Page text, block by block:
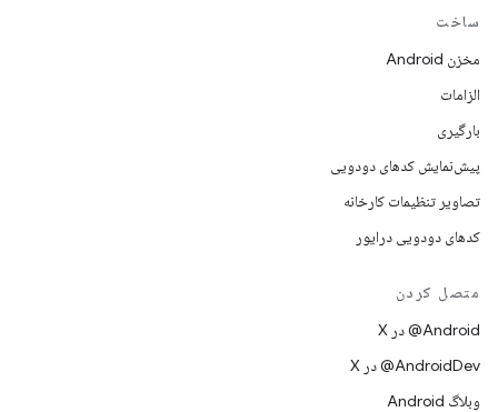
ساخت
مخزن Android
الزامات
بارگیری
پیش‌نمایش کدهای دودویی
تصاویر تنظیمات کارخانه
کدهای دودویی درایور
متصل کردن
‫‎@Android در X
‫‎@AndroidDev در X
وبلاگ Android